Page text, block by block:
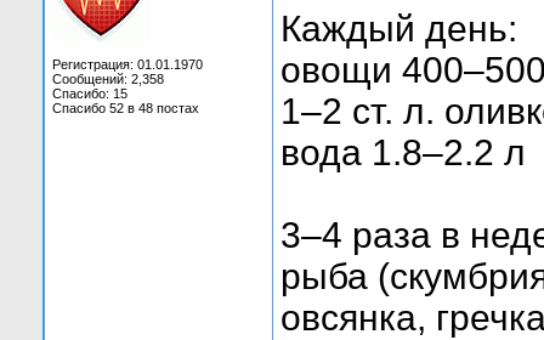
Регистрация: 01.01.1970
Сообщений: 2,358
Спасибо: 15
Спасибо 52 в 48 постах
Каждый день:
овощи
1–2 ст. л.
вода 1.8–2.2 л
3–4 раза в
рыба
овсянка,